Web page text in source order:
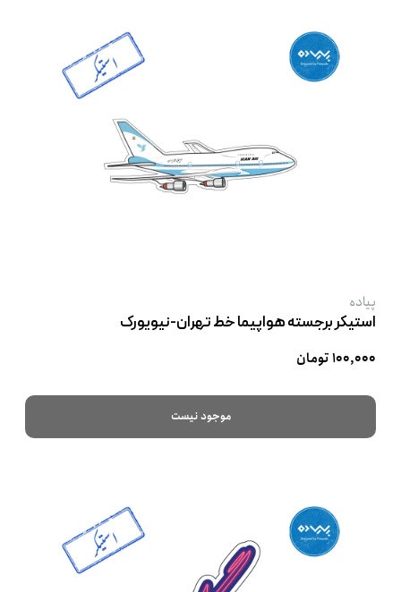
پیاده
استیکر برجسته هواپیما خط تهران-نیویورک
۱۰۰,۰۰۰ تومان
موجود نیست